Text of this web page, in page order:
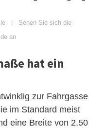
| Sehen Sie sich die
an
hat ein
zur Fahrgasse
im Standard meist
eine Breite von 2,50